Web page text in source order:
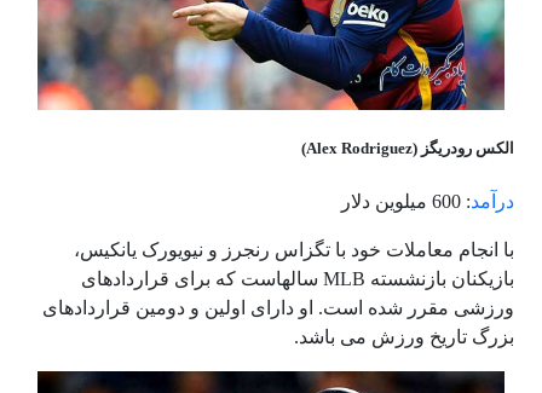
الکس رودریگز (Alex Rodriguez)
درآمد: 600 میلوین دلار
با انجام معاملات خود با تگزاس رنجرز و نیویورک یانکیس،
بازیکنان بازنشسته MLB سالهاست که برای قراردادهای
ورزشی مقرر شده است. او دارای اولین و دومین قراردادهای
بزرگ تاریخ ورزش می باشد.